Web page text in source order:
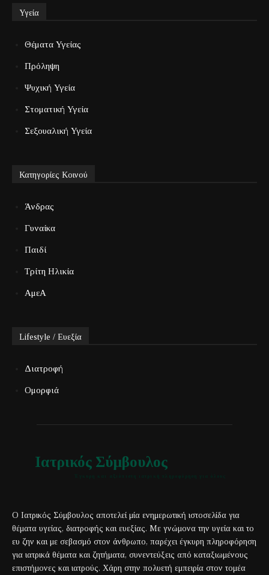
Υγεία
Θέματα Υγείας
Πρόληψη
Ψυχική Υγεία
Στοματική Υγεία
Σεξουαλική Υγεία
Κατηγορίες Κοινού
Άνδρας
Γυναίκα
Παιδί
Τρίτη Ηλικία
ΑμεΑ
Lifestyle / Ευεξία
Διατροφή
Ομορφιά
Ιατρικός Σύμβουλος
Ο Ιατρικός Σύμβουλος αποτελεί μία ενημερωτική ιστοσελίδα για
θέματα υγείας, διατροφής και ευεξίας. Με γνώμονα την υγεία και το
ευ ζην και με σεβασμό στον άνθρωπο, παρέχει έγκυρη πληροφόρηση
για ιατρικά θέματα και ζητήματα, συνεντεύξεις από καταξιωμένους
επιστήμονες και ιατρούς. Χάρη στην πολυετή εμπειρία στον τομέα